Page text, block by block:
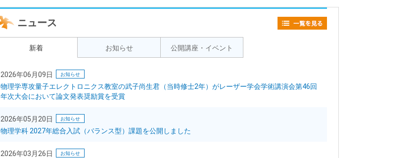
ニュース
新着 お知らせ 公開講座・イベント
2026年06月09日 お知らせ
物理学専攻量子エレクトロニクス教室の武子尚生君（当時修士2年）がレーザー学会学術講演会第46回
年次大会において論文発表奨励賞を受賞
2026年05月20日 お知らせ
物理学科 2027年総合入試（バランス型）課題を公開しました
2026年03月26日 お知らせ